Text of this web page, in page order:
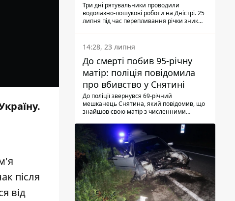
після
від
Три дні рятувальники проводили
водолазно-пошукові роботи на Дністрі. 25
липня під час перепливання річки зник
виявили тіло.
14:28, 23 липня
До смерті побив 95-річну
матір: поліція повідомила
про вбивство у Снятині
До поліції звернувся 69-річний
мешканець Снятина, який повідомив, що
знайшов свою матір з численними
з'ясували правоохоронці, ці травми жінці
наніс її син.